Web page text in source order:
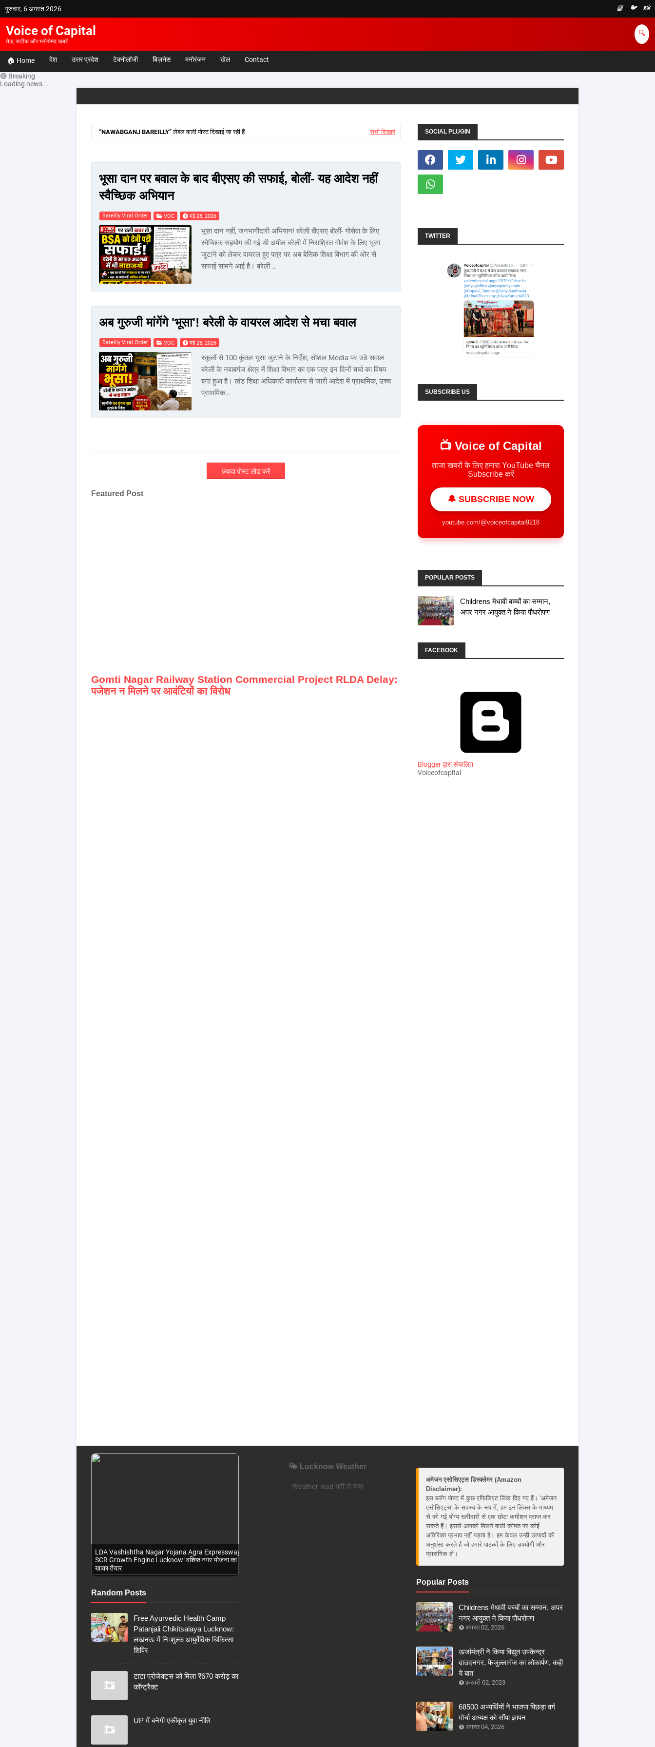
गुरुवार, 6 अगस्त 2026 📘 🐦 📸
Voice of Capital
तेज़, सटीक और भरोसेमंद खबरें
🔍
🏠 Home देश उत्तर प्रदेश टेक्नोलॉजी बिज़नेस मनोरंजन खेल Contact
🔴 Breaking
Loading news...
NAWABGANJ BAREILLY लेबल वाली पोस्ट दिखाई जा रही हैं सभी दिखाएं
भूसा दान पर बवाल के बाद बीएसए की सफाई, बोलीं- यह आदेश नहीं
स्वैच्छिक अभियान
Bareilly Viral Order VOC मई 28, 2026
भूसा दान नहीं, जनभागीदारी अभियान! बरेली बीएसए बोलीं- गोसेवा के लिए
स्वैच्छिक सहयोग की गई थी अपील बरेली में निराश्रित गोवंश के लिए भूसा
जुटाने को लेकर वायरल हुए पत्र पर अब बेसिक शिक्षा विभाग की ओर से
सफाई सामने आई है। बरेली …
अब गुरुजी मांगेंगे 'भूसा'! बरेली के वायरल आदेश से मचा बवाल
Bareilly Viral Order VOC मई 28, 2026
स्कूलों से 100 कुंतल भूसा जुटाने के निर्देश, सोशल Media पर उठे सवाल
बरेली के नवाबगंज क्षेत्र में शिक्षा विभाग का एक पत्र इन दिनों चर्चा का विषय
बना हुआ है। खंड शिक्षा अधिकारी कार्यालय से जारी आदेश में प्राथमिक, उच्च
प्राथमिक…
ज़्यादा पोस्ट लोड करें
Featured Post
Gomti Nagar Railway Station Commercial Project RLDA Delay:
पजेशन न मिलने पर आवंटियों का विरोध
SOCIAL PLUGIN
TWITTER
SUBSCRIBE US
📺 Voice of Capital
ताजा खबरों के लिए हमारा YouTube चैनल
Subscribe करें
🔔 SUBSCRIBE NOW
youtube.com/@voiceofcapital9218
POPULAR POSTS
Childrens मेधावी बच्चों का सम्मान,
अपर नगर आयुक्त ने किया पौधरोपण
FACEBOOK
Blogger द्वारा संचालित
Voiceofcapital
LDA Vashishtha Nagar Yojana Agra Expressway
SCR Growth Engine Lucknow: वशिष्ठ नगर योजना का
खाका तैयार
Random Posts
Free Ayurvedic Health Camp
Patanjali Chikitsalaya Lucknow:
लखनऊ में निःशुल्क आयुर्वेदिक चिकित्सा
शिविर
टाटा प्रोजेक्ट्स को मिला ₹670 करोड़ का
कॉन्ट्रैक्ट
UP में बनेगी एकीकृत युवा नीति
🌤️ Lucknow Weather
Weather load नहीं हो पाया
अमेजन एसोसिएट्स डिस्क्लेमर (Amazon
Disclaimer):
इस ब्लॉग पोस्ट में कुछ एफिलिएट लिंक दिए गए हैं। 'अमेजन
एसोसिएट्स' के सदस्य के रूप में, हम इन लिंक्स के माध्यम
से की गई योग्य खरीदारी से एक छोटा कमीशन प्राप्त कर
सकते हैं। इससे आपको मिलने वाली कीमत पर कोई
अतिरिक्त प्रभाव नहीं पड़ता है। हम केवल उन्हीं उत्पादों की
अनुशंसा करते हैं जो हमारे पाठकों के लिए उपयोगी और
प्रासंगिक हों।
Popular Posts
Childrens मेधावी बच्चों का सम्मान, अपर
नगर आयुक्त ने किया पौधरोपण
अगस्त 02, 2026
ऊर्जामंत्री ने किया विद्युत उपकेन्द्र
दाउदनगर, फैजुल्लागंज का लोकार्पण, कही
ये बात
फ़रवरी 02, 2023
68500 अभ्यर्थियों ने भाजपा पिछड़ा वर्ग
मोर्चा अध्यक्ष को सौंपा ज्ञापन
अगस्त 04, 2026